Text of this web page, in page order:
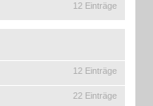
12 Einträge
12 Einträge
22 Einträge